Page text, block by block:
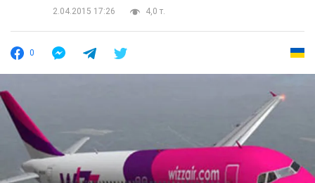
2.04.2015 17:26
4,0 т.
0